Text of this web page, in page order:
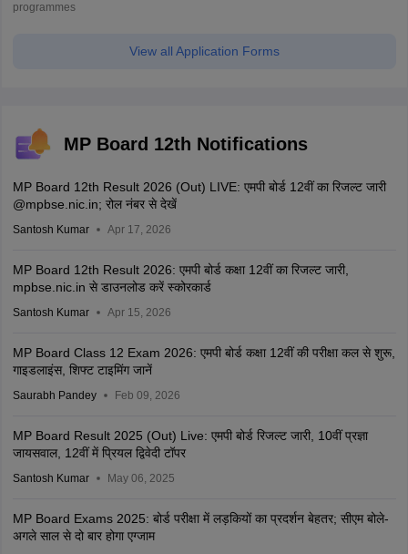
programmes
View all Application Forms
MP Board 12th Notifications
MP Board 12th Result 2026 (Out) LIVE: एमपी बोर्ड 12वीं का रिजल्ट जारी
@mpbse.nic.in; रोल नंबर से देखें
Santosh Kumar Apr 17, 2026
MP Board 12th Result 2026: एमपी बोर्ड कक्षा 12वीं का रिजल्ट जारी,
mpbse.nic.in से डाउनलोड करें स्कोरकार्ड
Santosh Kumar Apr 15, 2026
MP Board Class 12 Exam 2026: एमपी बोर्ड कक्षा 12वीं की परीक्षा कल से शुरू,
गाइडलाइंस, शिफ्ट टाइमिंग जानें
Saurabh Pandey Feb 09, 2026
MP Board Result 2025 (Out) Live: एमपी बोर्ड रिजल्ट जारी, 10वीं प्रज्ञा
जायसवाल, 12वीं में प्रियल द्विवेदी टॉपर
Santosh Kumar May 06, 2025
MP Board Exams 2025: बोर्ड परीक्षा में लड़कियों का प्रदर्शन बेहतर; सीएम बोले-
अगले साल से दो बार होगा एग्जाम